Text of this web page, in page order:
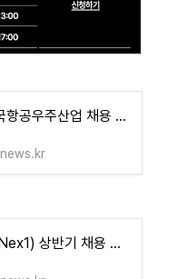
한국판 보잉, 한국항공우주산업 채용 연봉은?
LIG넥스원(LIG Nex1) 상반기 채용 연봉 정보